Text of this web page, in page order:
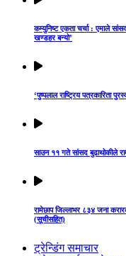
कम्युनिष्ट एकता चर्चा : एमाले
खण्डहर बन्यो’
‘पुष्पलाल राष्ट्रिय पत्रकारिता
साउन ११ गते सांसद बुढाथोकीले
रामेछाप जिल्लाभर ८३४ जना
(सूचीसहित)
ट्रेन्डिंग समाचार